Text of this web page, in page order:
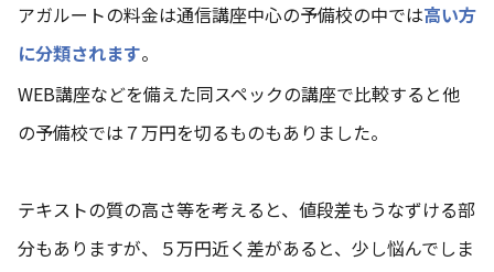
アガルートの料金は通信講座中心の予備校の中では高い方
に分類されます。
WEB講座などを備えた同スペックの講座で比較すると他
の予備校では７万円を切るものもありました。
テキストの質の高さ等を考えると、値段差もうなずける部
分もありますが、５万円近く差があると、少し悩んでしま